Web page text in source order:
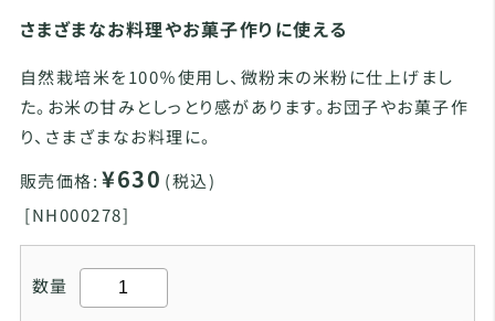
さまざまなお料理やお菓子作りに使える
自然栽培米を100％使用し、微粉末の米粉に仕上げまし
た。お米の甘みとしっとり感があります。お団子やお菓子作
り、さまざまなお料理に。
販売価格: ¥630 (税込)
[NH000278]
数量